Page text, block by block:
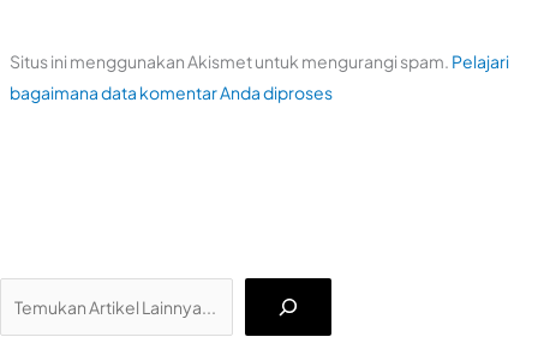
Situs ini menggunakan Akismet untuk mengurangi spam. Pelajari
bagaimana data komentar Anda diproses